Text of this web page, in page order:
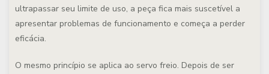
ultrapassar seu limite de uso, a peça fica mais suscetível a
apresentar problemas de funcionamento e começa a perder
eficácia.
O mesmo princípio se aplica ao servo freio. Depois de ser